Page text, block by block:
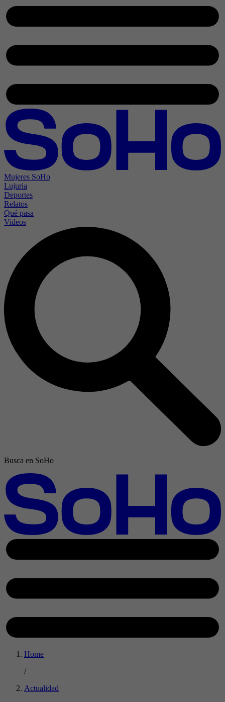
Mujeres SoHo
Lujuria
Deportes
Relatos
Qué pasa
Videos
Busca en SoHo
Home
/
Actualidad